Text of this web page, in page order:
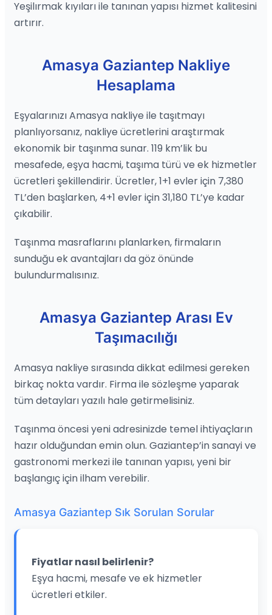
Yeşilırmak kıyıları ile tanınan yapısı hizmet kalitesini
artırır.
Amasya Gaziantep Nakliye
Hesaplama
Eşyalarınızı Amasya nakliye ile taşıtmayı
planlıyorsanız, nakliye ücretlerini araştırmak
ekonomik bir taşınma sunar. 119 km’lik bu
mesafede, eşya hacmi, taşıma türü ve ek hizmetler
ücretleri şekillendirir. Ücretler, 1+1 evler için 7,380
TL’den başlarken, 4+1 evler için 31,180 TL’ye kadar
çıkabilir.
Taşınma masraflarını planlarken, firmaların
sunduğu ek avantajları da göz önünde
bulundurmalısınız.
Amasya Gaziantep Arası Ev
Taşımacılığı
Amasya nakliye sırasında dikkat edilmesi gereken
birkaç nokta vardır. Firma ile sözleşme yaparak
tüm detayları yazılı hale getirmelisiniz.
Taşınma öncesi yeni adresinizde temel ihtiyaçların
hazır olduğundan emin olun. Gaziantep’in sanayi ve
gastronomi merkezi ile tanınan yapısı, yeni bir
başlangıç için ilham verebilir.
Amasya Gaziantep Sık Sorulan Sorular
Fiyatlar nasıl belirlenir?
Eşya hacmi, mesafe ve ek hizmetler
ücretleri etkiler.